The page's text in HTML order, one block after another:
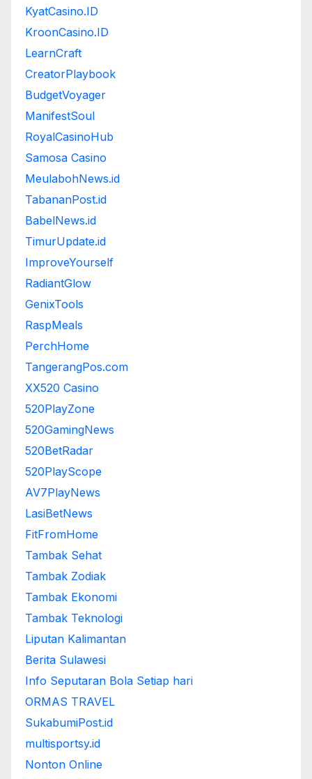
KyatCasino.ID
KroonCasino.ID
LearnCraft
CreatorPlaybook
BudgetVoyager
ManifestSoul
RoyalCasinoHub
Samosa Casino
MeulabohNews.id
TabananPost.id
BabelNews.id
TimurUpdate.id
ImproveYourself
RadiantGlow
GenixTools
RaspMeals
PerchHome
TangerangPos.com
XX520 Casino
520PlayZone
520GamingNews
520BetRadar
520PlayScope
AV7PlayNews
LasiBetNews
FitFromHome
Tambak Sehat
Tambak Zodiak
Tambak Ekonomi
Tambak Teknologi
Liputan Kalimantan
Berita Sulawesi
Info Seputaran Bola Setiap hari
ORMAS TRAVEL
SukabumiPost.id
multisportsy.id
Nonton Online